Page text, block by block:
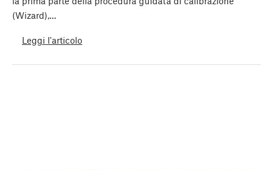
(Wizard),…
Leggi l'articolo